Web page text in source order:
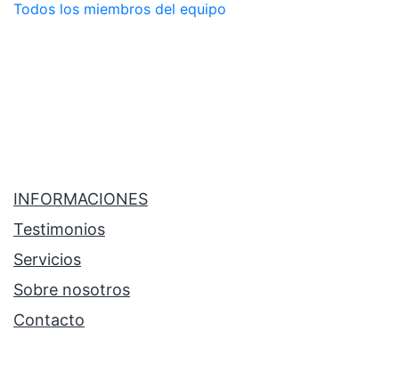
Todos los miembros del equipo
INFORMACIONES
Testimonios
Servicios
Sobre nosotros
Contacto